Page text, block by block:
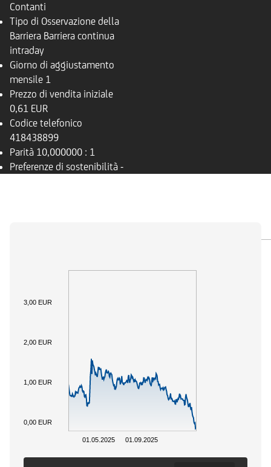
Contanti
Tipo di Osservazione della
Barriera Barriera continua
intraday
Giorno di aggiustamento
mensile 1
Prezzo di vendita iniziale
0,61 EUR
Codice telefonico
418438899
Parità 10,000000 : 1
Preferenze di sostenibilità -
01.05.2025 01.09.2025
0,00 EUR
1,00 EUR
2,00 EUR
3,00 EUR